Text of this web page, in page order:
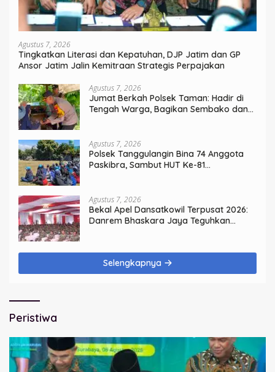
Agustus 7, 2026
Tingkatkan Literasi dan Kepatuhan, DJP Jatim dan GP
Ansor Jatim Jalin Kemitraan Strategis Perpajakan
Agustus 7, 2026
Jumat Berkah Polsek Taman: Hadir di
Tengah Warga, Bagikan Sembako dan
Agustus 7, 2026
Polsek Tanggulangin Bina 74 Anggota
Paskibra, Sambut HUT Ke-81
Agustus 7, 2026
Bekal Apel Dansatkowil Terpusat 2026:
Danrem Bhaskara Jaya Teguhkan
Selengkapnya
Peristiwa